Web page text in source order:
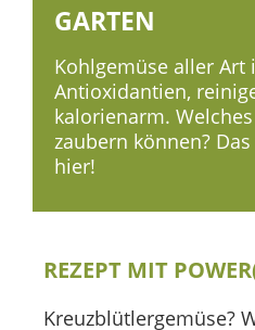
GARTEN
Kohlgemüse aller Art
Antioxidantien,
kalorienarm.
zaubern können?
hier!
REZEPT MIT
Kreuzblütlergemüse?